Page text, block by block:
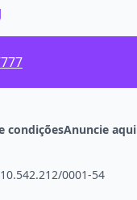
condiçõesAnuncie aqui
10.542.212/0001-54